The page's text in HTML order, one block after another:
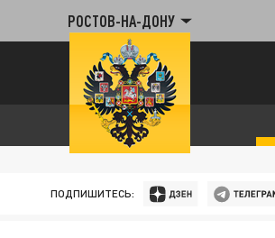
РОСТОВ-НА-ДОНУ
ПОДПИШИТЕСЬ: